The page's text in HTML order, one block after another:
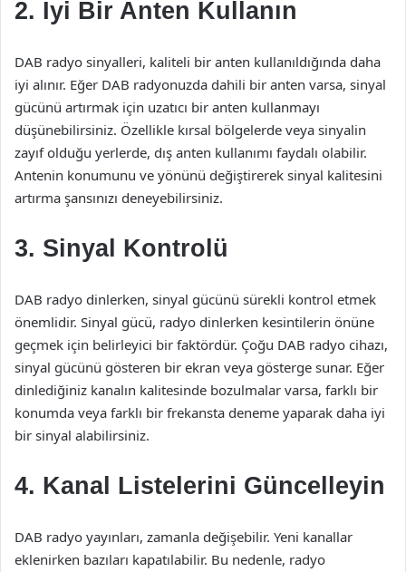
2. İyi Bir Anten Kullanın
DAB radyo sinyalleri, kaliteli bir anten kullanıldığında daha
iyi alınır. Eğer DAB radyonuzda dahili bir anten varsa, sinyal
gücünü artırmak için uzatıcı bir anten kullanmayı
düşünebilirsiniz. Özellikle kırsal bölgelerde veya sinyalin
zayıf olduğu yerlerde, dış anten kullanımı faydalı olabilir.
Antenin konumunu ve yönünü değiştirerek sinyal kalitesini
artırma şansınızı deneyebilirsiniz.
3. Sinyal Kontrolü
DAB radyo dinlerken, sinyal gücünü sürekli kontrol etmek
önemlidir. Sinyal gücü, radyo dinlerken kesintilerin önüne
geçmek için belirleyici bir faktördür. Çoğu DAB radyo cihazı,
sinyal gücünü gösteren bir ekran veya gösterge sunar. Eğer
dinlediğiniz kanalın kalitesinde bozulmalar varsa, farklı bir
konumda veya farklı bir frekansta deneme yaparak daha iyi
bir sinyal alabilirsiniz.
4. Kanal Listelerini Güncelleyin
DAB radyo yayınları, zamanla değişebilir. Yeni kanallar
eklenirken bazıları kapatılabilir. Bu nedenle, radyo